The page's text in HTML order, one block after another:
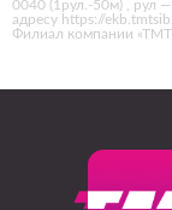
0040 (1рул.-50м) , рул
адресу https://
Филиал компании